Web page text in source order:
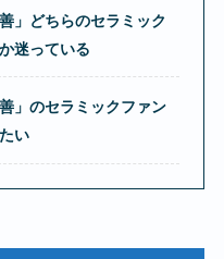
」どちらのセラミック
迷っている
」のセラミックファン
い